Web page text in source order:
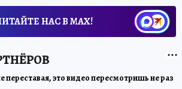
НАС В МАХ!
переставая, это видео пересмотришь не раз